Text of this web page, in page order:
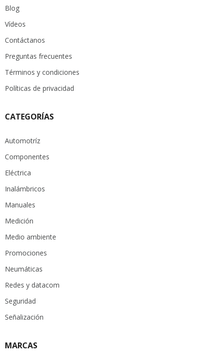
Blog
Vídeos
Contáctanos
Preguntas frecuentes
Términos y condiciones
Políticas de privacidad
CATEGORÍAS
Automotríz
Componentes
Eléctrica
Inalámbricos
Manuales
Medición
Medio ambiente
Promociones
Neumáticas
Redes y datacom
Seguridad
Señalización
MARCAS